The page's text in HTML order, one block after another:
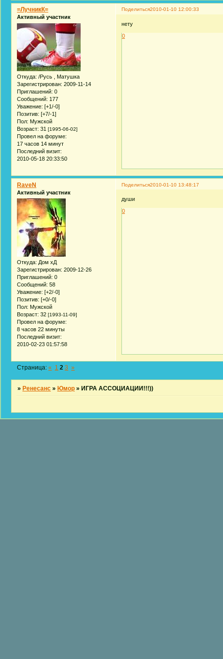
Поделиться2010-01-10 12:00:33
=ЛучникК=
Активный участник
Откуда: /Русь , Матушка
Зарегистрирован: 2009-11-14
Приглашений: 0
Сообщений: 177
Уважение: [+1/-0]
Позитив: [+7/-1]
Пол: Мужской
Возраст: 31 [1995-06-02]
Провел на форуме:
17 часов 14 минут
Последний визит:
2010-05-18 20:33:50
нету
0
Поделиться2010-01-10 13:48:17
RaveN
Активный участник
Откуда: Дом хД
Зарегистрирован: 2009-12-26
Приглашений: 0
Сообщений: 58
Уважение: [+2/-0]
Позитив: [+0/-0]
Пол: Мужской
Возраст: 32 [1993-11-09]
Провел на форуме:
8 часов 22 минуты
Последний визит:
2010-02-23 01:57:58
души
0
Страница:« 1 2 3 »
»Ренесанс »Юмор »ИГРА АССОЦИАЦИИ!!!))